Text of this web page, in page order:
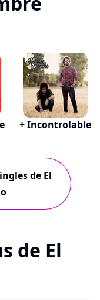
+ Incontrolable
de El
de El